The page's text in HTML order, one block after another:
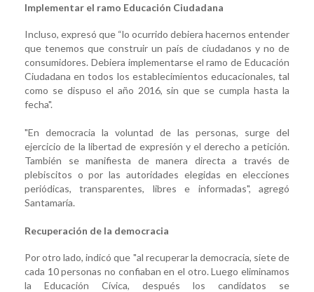
Implementar el ramo Educación Ciudadana
Incluso, expresó que “lo ocurrido debiera hacernos entender
que tenemos que construir un país de ciudadanos y no de
consumidores. Debiera implementarse el ramo de Educación
Ciudadana en todos los establecimientos educacionales, tal
como se dispuso el año 2016, sin que se cumpla hasta la
fecha".
"En democracia la voluntad de las personas, surge del
ejercicio de la libertad de expresión y el derecho a petición.
También se manifiesta de manera directa a través de
plebiscitos o por las autoridades elegidas en elecciones
periódicas, transparentes, libres e informadas", agregó
Santamaría.
Recuperación de la democracia
Por otro lado, indicó que "al recuperar la democracia, siete de
cada 10 personas no confiaban en el otro. Luego eliminamos
la Educación Cívica, después los candidatos se